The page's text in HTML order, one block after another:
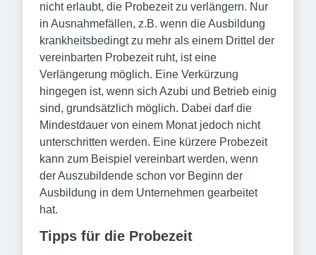
nicht erlaubt, die Probezeit zu verlängern. Nur
in Ausnahmefällen, z.B. wenn die Ausbildung
krankheitsbedingt zu mehr als einem Drittel der
vereinbarten Probezeit ruht, ist eine
Verlängerung möglich. Eine Verkürzung
hingegen ist, wenn sich Azubi und Betrieb einig
sind, grundsätzlich möglich. Dabei darf die
Mindestdauer von einem Monat jedoch nicht
unterschritten werden. Eine kürzere Probezeit
kann zum Beispiel vereinbart werden, wenn
der Auszubildende schon vor Beginn der
Ausbildung in dem Unternehmen gearbeitet
hat.
Tipps für die Probezeit